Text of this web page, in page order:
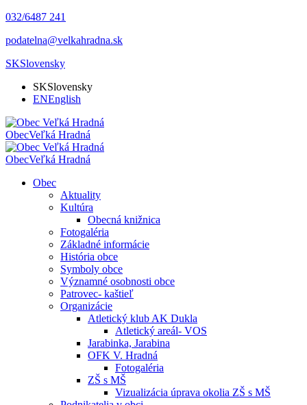
032/6487 241
podatelna@velkahradna.sk
SKSlovensky
SKSlovensky
ENEnglish
ObecVeľká Hradná
ObecVeľká Hradná
Obec
Aktuality
Kultúra
Obecná knižnica
Fotogaléria
Základné informácie
História obce
Symboly obce
Významné osobnosti obce
Patrovec- kaštieľ
Organizácie
Atletický klub AK Dukla
Atletický areál- VOS
Jarabinka, Jarabina
OFK V. Hradná
Fotogaléria
ZŠ s MŠ
Vizualizácia úprava okolia ZŠ s MŠ